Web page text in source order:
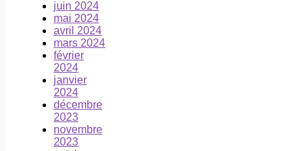
juin 2024
mai 2024
avril 2024
mars 2024
février
2024
janvier
2024
décembre
2023
novembre
2023